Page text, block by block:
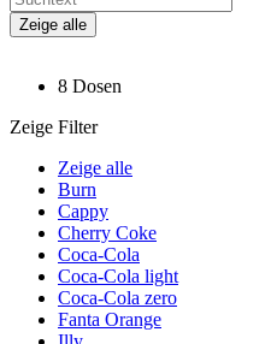
Zeige alle
8 Dosen
Zeige Filter
Zeige alle
Burn
Cappy
Cherry Coke
Coca-Cola
Coca-Cola light
Coca-Cola zero
Fanta Orange